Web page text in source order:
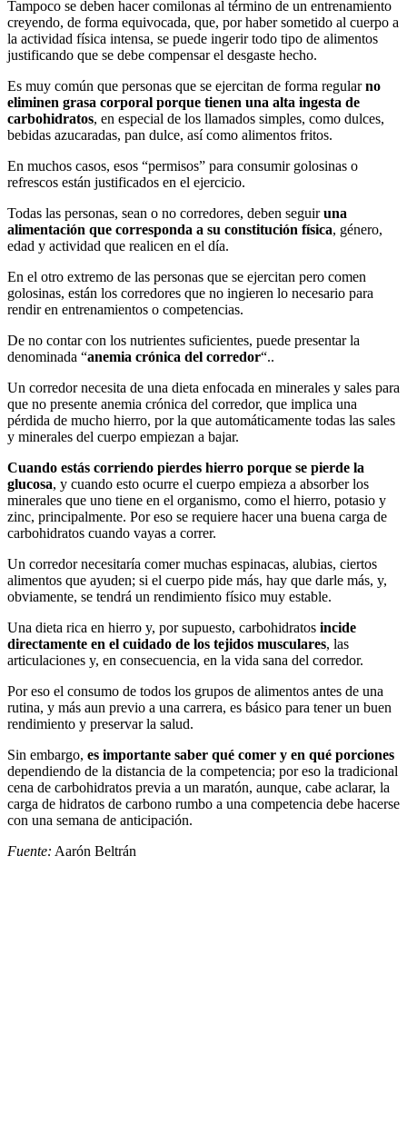
Tampoco se deben hacer comilonas al término de un entrenamiento
creyendo, de forma equivocada, que, por haber sometido al cuerpo a
la actividad física intensa, se puede ingerir todo tipo de alimentos
justificando que se debe compensar el desgaste hecho.
Es muy común que personas que se ejercitan de forma regularno
eliminen grasa corporal porque tienen una alta ingesta de
carbohidratos, en especial de los llamados simples, como dulces,
bebidas azucaradas, pan dulce, así como alimentos fritos.
En muchos casos, esos “permisos” para consumir golosinas o
refrescos están justificados en el ejercicio.
Todas las personas, sean o no corredores, deben seguiruna
alimentación que corresponda a su constitución física, género,
edad y actividad que realicen en el día.
En el otro extremo de las personas que se ejercitan pero comen
golosinas, están los corredores que no ingieren lo necesario para
rendir en entrenamientos o competencias.
De no contar con los nutrientes suficientes, puede presentar la
denominada “anemia crónica del corredor“..
Un corredor necesita de una dieta enfocada en minerales y sales para
que no presente anemia crónica del corredor, que implica una
pérdida de mucho hierro, por la que automáticamente todas las sales
y minerales del cuerpo empiezan a bajar.
Cuando estás corriendo pierdes hierro porque se pierde la
glucosa, y cuando esto ocurre el cuerpo empieza a absorber los
minerales que uno tiene en el organismo, como el hierro, potasio y
zinc, principalmente. Por eso se requiere hacer una buena carga de
carbohidratos cuando vayas a correr.
Un corredor necesitaría comer muchas espinacas, alubias, ciertos
alimentos que ayuden; si el cuerpo pide más, hay que darle más, y,
obviamente, se tendrá un rendimiento físico muy estable.
Una dieta rica en hierro y, por supuesto, carbohidratos incide
directamente en el cuidado de los tejidos musculares, las
articulaciones y, en consecuencia, en la vida sana del corredor.
Por eso el consumo de todos los grupos de alimentos antes de una
rutina, y más aun previo a una carrera, es básico para tener un buen
rendimiento y preservar la salud.
Sin embargo, es importante saber qué comer y en qué porciones
dependiendo de la distancia de la competencia; por eso la tradicional
cena de carbohidratos previa a un maratón, aunque, cabe aclarar, la
carga de hidratos de carbono rumbo a una competencia debe hacerse
con una semana de anticipación.
Fuente: Aarón Beltrán